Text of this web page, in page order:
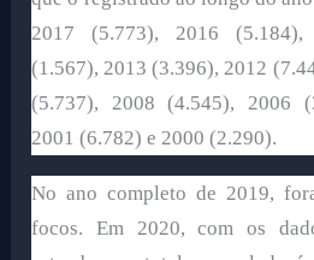
2017 (5.773), 2016
(1.567), 2013 (3.396), 2012
(5.737), 2008 (4.545), 2006
2001 (6.782) e 2000 (2.290).
No ano completo de 2019,
focos. Em 2020, com os